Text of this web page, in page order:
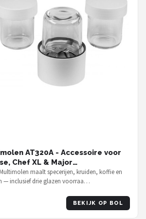
AT320A - Accessoire voor
Chef XL & Major
maalt specerijen, kruiden, koffie en
— inclusief drie glazen voorraa…
BEKIJK OP BOL